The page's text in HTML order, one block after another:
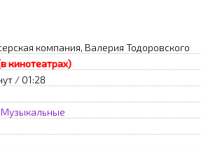
компания, Валерия Тодоровского
кинотеатрах)
/ 01:28
Музыкальные